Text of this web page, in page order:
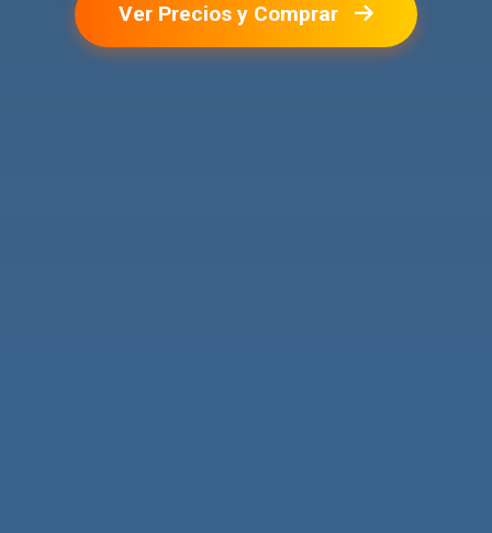
Ver Precios y Comprar